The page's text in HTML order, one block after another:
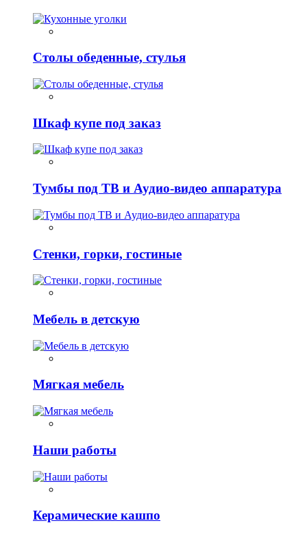
Столы обеденные, стулья
Шкаф купе под заказ
Тумбы под ТВ и Аудио-видео аппаратура
Стенки, горки, гостиные
Мебель в детскую
Мягкая мебель
Наши работы
Керамические кашпо